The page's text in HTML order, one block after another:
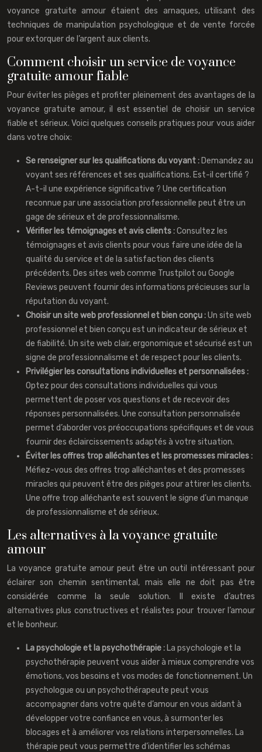
voyance gratuite amour étaient des arnaques, utilisant des
techniques de manipulation psychologique et de vente forcée
pour extorquer de l’argent aux clients.
Comment choisir un service de voyance
gratuite amour fiable
Pour éviter les pièges et profiter pleinement des avantages de la
voyance gratuite amour, il est essentiel de choisir un service
fiable et sérieux. Voici quelques conseils pratiques pour vous aider
dans votre choix:
Se renseigner sur les qualifications du voyant : Demandez au
voyant ses références et ses qualifications. Est-il certifié ?
A-t-il une expérience significative ? Une certification
reconnue par une association professionnelle peut être un
gage de sérieux et de professionnalisme.
Vérifier les témoignages et avis clients :Consultez les
témoignages et avis clients pour vous faire une idée de la
qualité du service et de la satisfaction des clients
précédents. Des sites web comme Trustpilot ou Google
Reviews peuvent fournir des informations précieuses sur la
réputation du voyant.
Choisir un site web professionnel et bien conçu :Un site web
professionnel et bien conçu est un indicateur de sérieux et
de fiabilité. Un site web clair, ergonomique et sécurisé est un
signe de professionnalisme et de respect pour les clients.
Privilégier les consultations individuelles et personnalisées :
Optez pour des consultations individuelles qui vous
permettent de poser vos questions et de recevoir des
réponses personnalisées. Une consultation personnalisée
permet d’aborder vos préoccupations spécifiques et de vous
fournir des éclaircissements adaptés à votre situation.
Éviter les offres trop alléchantes et les promesses miracles :
Méfiez-vous des offres trop alléchantes et des promesses
miracles qui peuvent être des pièges pour attirer les clients.
Une offre trop alléchante est souvent le signe d’un manque
de professionnalisme et de sérieux.
Les alternatives à la voyance gratuite
amour
La voyance gratuite amour peut être un outil intéressant pour
éclairer son chemin sentimental, mais elle ne doit pas être
considérée comme la seule solution. Il existe d’autres
alternatives plus constructives et réalistes pour trouver l’amour
et le bonheur.
La psychologie et la psychothérapie : La psychologie et la
psychothérapie peuvent vous aider à mieux comprendre vos
émotions, vos besoins et vos modes de fonctionnement. Un
psychologue ou un psychothérapeute peut vous
accompagner dans votre quête d’amour en vous aidant à
développer votre confiance en vous, à surmonter les
blocages et à améliorer vos relations interpersonnelles. La
thérapie peut vous permettre d’identifier les schémas